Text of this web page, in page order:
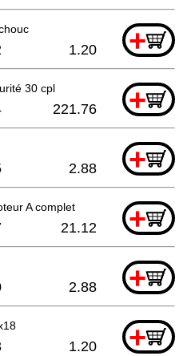
+
1.20
30 cpl +
221.76
+
2.88
A complet +
21.12
+
2.88
+
1.20